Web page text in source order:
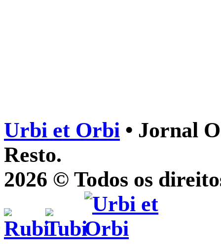
Urbi et Orbi • Jornal
Resto.
2026 © Todos os